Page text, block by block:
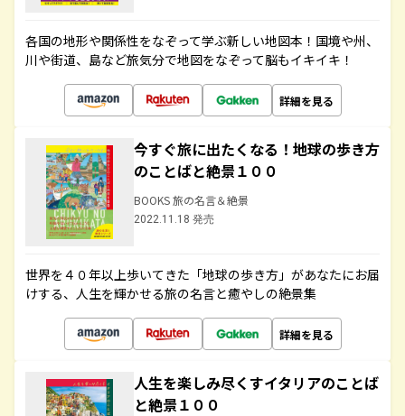
各国の地形や関係性をなぞって学ぶ新しい地図本！国境や州、
川や街道、島など旅気分で地図をなぞって脳もイキイキ！
詳細を見る
今すぐ旅に出たくなる！地球の歩き方
のことばと絶景１００
BOOKS 旅の名言＆絶景
2022.11.18 発売
世界を４０年以上歩いてきた「地球の歩き方」があなたにお届
けする、人生を輝かせる旅の名言と癒やしの絶景集
詳細を見る
人生を楽しみ尽くすイタリアのことば
と絶景１００